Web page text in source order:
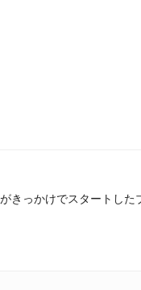
きっかけでスタートし